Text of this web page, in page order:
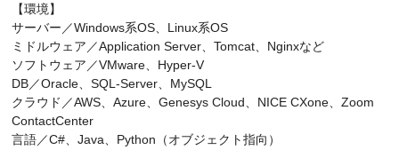
【環境】
サーバー／Windows系OS、Linux系OS
ミドルウェア／Application Server、Tomcat、Nginxなど
ソフトウェア／VMware、Hyper-V
DB／Oracle、SQL-Server、MySQL
クラウド／AWS、Azure、Genesys Cloud、NICE CXone、Zoom
ContactCenter
言語／C#、Java、Python（オブジェクト指向）